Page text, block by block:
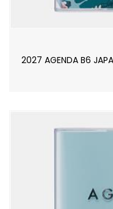
2027 AGENDA B6